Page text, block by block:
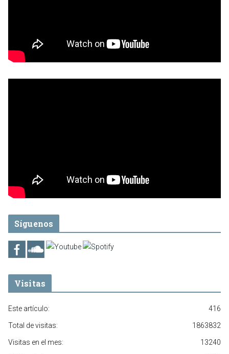
Síguenos
Visitas
416
Este artículo:
1863832
Total de visitas:
13240
Visitas en el mes: